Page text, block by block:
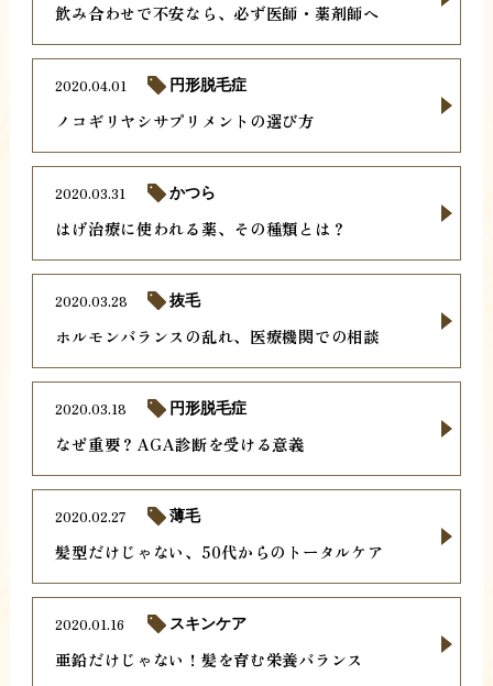
飲み合わせで不安なら、必ず医師・薬剤師へ
ノコギリヤシサプリメントの選び方
2020.04.01 円形脱毛症
はげ治療に使われる薬、その種類とは？
2020.03.31 かつら
ホルモンバランスの乱れ、医療機関での相談
2020.03.28 抜毛
なぜ重要？AGA診断を受ける意義
2020.03.18 円形脱毛症
髪型だけじゃない、50代からのトータルケア
2020.02.27 薄毛
亜鉛だけじゃない！髪を育む栄養バランス
2020.01.16 スキンケア